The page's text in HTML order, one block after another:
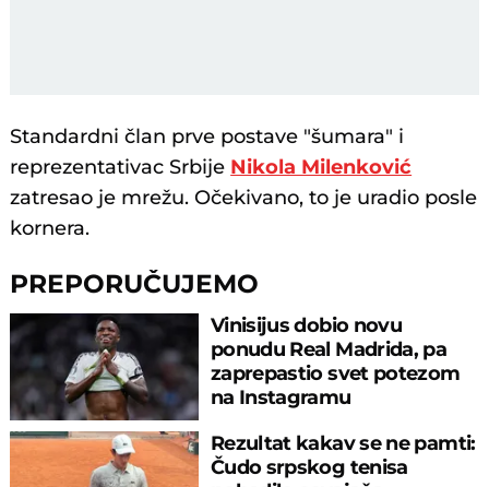
Standardni član prve postave "šumara" i
reprezentativac Srbije Nikola Milenković
zatresao je mrežu. Očekivano, to je uradio posle
kornera.
PREPORUČUJEMO
Vinisijus dobio novu
ponudu Real Madrida, pa
zaprepastio svet potezom
na Instagramu
Rezultat kakav se ne pamti:
Čudo srpskog tenisa